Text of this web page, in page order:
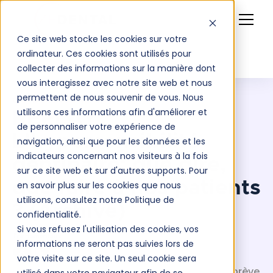
Ce site web stocke les cookies sur votre
ordinateur. Ces cookies sont utilisés pour
collecter des informations sur la manière dont
vous interagissez avec notre site web et nous
permettent de nous souvenir de vous. Nous
utilisons ces informations afin d'améliorer et
de personnaliser votre expérience de
navigation, ainsi que pour les données et les
indicateurs concernant nos visiteurs à la fois
sur ce site web et sur d'autres supports. Pour
en savoir plus sur les cookies que nous
utilisons, consultez notre Politique de
confidentialité.
Si vous refusez l'utilisation des cookies, vos
informations ne seront pas suivies lors de
votre visite sur ce site. Un seul cookie sera
CONFÉRENCE REPLAY
REPLAY
L'hypersensibilité
dentinaire: que dire,
que faire à nos patients
? (Archive)